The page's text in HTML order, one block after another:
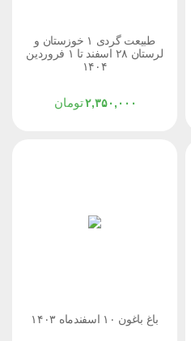
طبیعت گردی ۱ خوزستان و
لرستان ۲۸ اسفند تا ۱ فروردین
۱۴۰۴
تومان۲,۳۵۰,۰۰۰
باغ باغون ۱۰ اسفندماه ۱۴۰۳